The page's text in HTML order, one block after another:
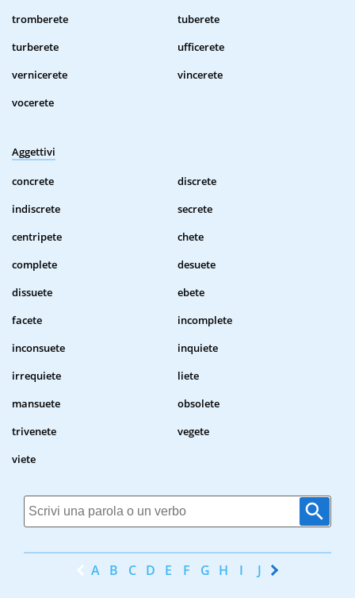
tromberete
tuberete
turberete
ufficerete
vernicerete
vincerete
vocerete
Aggettivi
concrete
discrete
indiscrete
secrete
centripete
chete
complete
desuete
dissuete
ebete
facete
incomplete
inconsuete
inquiete
irrequiete
liete
mansuete
obsolete
trivenete
vegete
viete
A B C D E F G H I J K